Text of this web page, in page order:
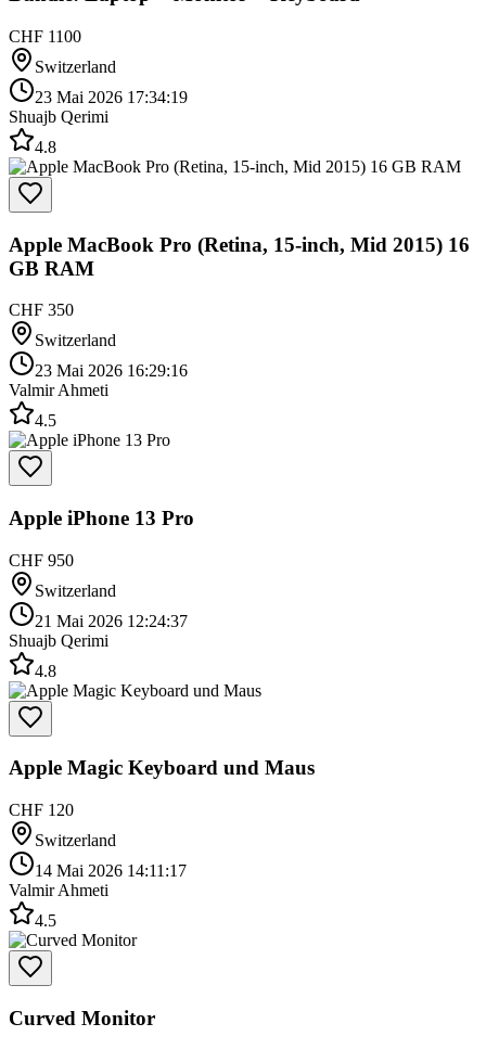
CHF 1100
Switzerland
23 Mai 2026 17:34:19
Shuajb Qerimi
4.8
Apple MacBook Pro (Retina, 15-inch, Mid 2015) 16
GB RAM
CHF 350
Switzerland
23 Mai 2026 16:29:16
Valmir Ahmeti
4.5
Apple iPhone 13 Pro
CHF 950
Switzerland
21 Mai 2026 12:24:37
Shuajb Qerimi
4.8
Apple Magic Keyboard und Maus
CHF 120
Switzerland
14 Mai 2026 14:11:17
Valmir Ahmeti
4.5
Curved Monitor